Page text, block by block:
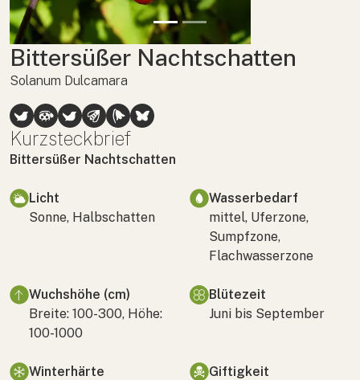
Bittersüßer Nachtschatten
Solanum Dulcamara
Kurzsteckbrief
Bittersüßer Nachtschatten
Licht
Sonne, Halbschatten
Wasserbedarf
mittel, Uferzone,
Sumpfzone,
Flachwasserzone
Wuchshöhe (cm)
Breite: 100-300, Höhe:
100-1000
Blütezeit
Juni bis September
Winterhärte
Giftigkeit